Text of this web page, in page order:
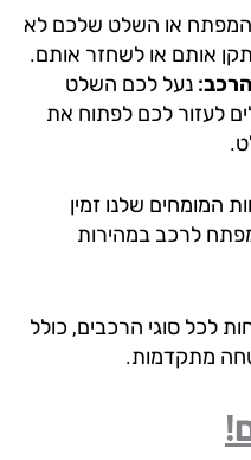
או השלט שלכם לא
אותם או לשחזר אותם.
נעל לכם השלט
לכם לפתוח את
שלנו זמין
לרכב במהירות
סוגי הרכבים, כולל